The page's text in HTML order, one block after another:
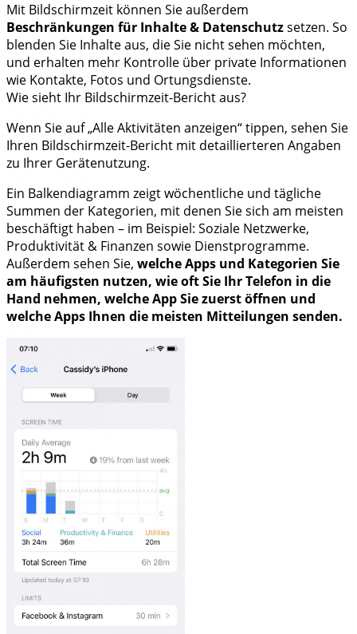
Mit Bildschirmzeit können Sie außerdem
Beschränkungen für Inhalte & Datenschutzsetzen. So
blenden Sie Inhalte aus, die Sie nicht sehen möchten,
und erhalten mehr Kontrolle über private Informationen
wie Kontakte, Fotos und Ortungsdienste.
Wie sieht Ihr Bildschirmzeit-Bericht aus?
Wenn Sie auf „Alle Aktivitäten anzeigen“ tippen, sehen Sie
Ihren Bildschirmzeit-Bericht mit detaillierteren Angaben
zu Ihrer Gerätenutzung.
Ein Balkendiagramm zeigt wöchentliche und tägliche
Summen der Kategorien, mit denen Sie sich am meisten
beschäftigt haben – im Beispiel: Soziale Netzwerke,
Produktivität & Finanzen sowie Dienstprogramme.
Außerdem sehen Sie, welche Apps und Kategorien Sie
am häufigsten nutzen, wie oft Sie Ihr Telefon in die
Hand nehmen, welche App Sie zuerst öffnen und
welche Apps Ihnen die meisten Mitteilungen senden.